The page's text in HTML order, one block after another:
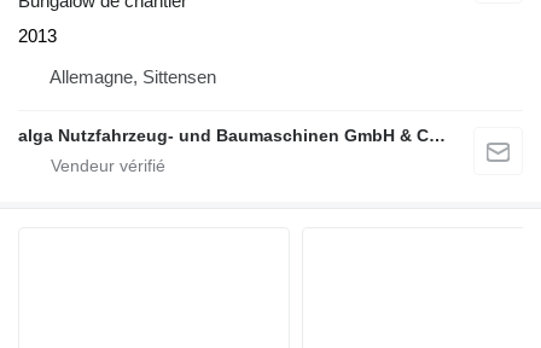
2013
Allemagne, Sittensen
alga Nutzfahrzeug- und Baumaschinen GmbH & Co. KG